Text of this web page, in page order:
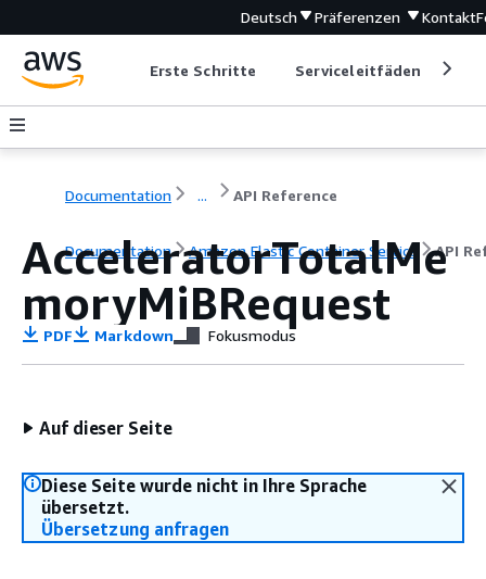
Deutsch Präferenzen Kontakt
Erste Schritte Serviceleitfäden
Documentation ... API Reference
Documentation Amazon Elastic Container Service API
AcceleratorTotalMe
moryMiBRequest
PDF Markdown Fokusmodus
Auf dieser Seite
Diese Seite wurde nicht in Ihre Sprache
übersetzt.
Übersetzung anfragen